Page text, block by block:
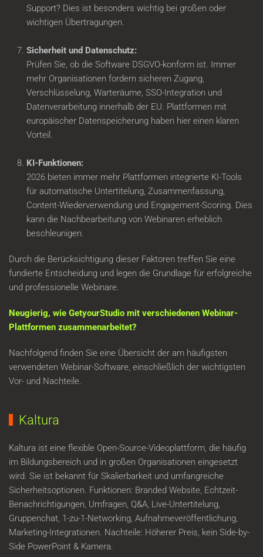
Support? Dies ist besonders wichtig bei großen oder
wichtigen Übertragungen.
Sicherheit und Datenschutz:
Prüfen Sie, ob die Software DSGVO-konform ist. Immer
mehr Organisationen fordern sicheren Zugang,
Verschlüsselung, Warteräume, SSO-Integration und
Datenverarbeitung innerhalb der EU. Plattformen mit
europäischer Datenspeicherung haben hier einen klaren
Vorteil.
KI-Funktionen:
2026 bieten immer mehr Plattformen integrierte KI-Tools
für automatische Untertitelung, Zusammenfassung,
Content-Wiederverwendung und Engagement-Scoring. Dies
kann die Nachbearbeitung von Webinaren erheblich
beschleunigen.
Durch die Berücksichtigung dieser Faktoren treffen Sie eine
fundierte Entscheidung und legen die Grundlage für erfolgreiche
und professionelle Webinare.
Neugierig, wie GetyourStudio mit verschiedenen Webinar-
Plattformen zusammenarbeitet?
Nachfolgend finden Sie eine Übersicht der am häufigsten
verwendeten Webinar-Software, einschließlich der wichtigsten
Vor- und Nachteile.
Kaltura
Kaltura ist eine flexible Open-Source-Videoplattform, die häufig
im Bildungsbereich und in großen Organisationen eingesetzt
wird. Sie ist bekannt für Skalierbarkeit und umfangreiche
Sicherheitsoptionen. Funktionen: Branded Website, Echtzeit-
Benachrichtigungen, Umfragen, Q&A, Live-Untertitelung,
Gruppenchat, 1-zu-1-Networking, Aufnahmeveröffentlichung,
Marketing-Integrationen. Nachteile: Höherer Preis, kein Side-by-
Side PowerPoint & Kamera.